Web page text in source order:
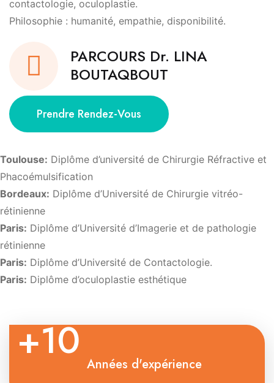
contactologie, oculoplastie.
Philosophie : humanité, empathie, disponibilité.
PARCOURS Dr. LINA
BOUTAQBOUT
Prendre Rendez-Vous
Toulouse: Diplôme d’université de Chirurgie Réfractive et
Phacoémulsification
Bordeaux: Diplôme d’Université de Chirurgie vitréo-
rétinienne
Paris: Diplôme d’Université d’Imagerie et de pathologie
rétinienne
Paris: Diplôme d’Université de Contactologie.
Paris: Diplôme d’oculoplastie esthétique
+10 Années d'expérience